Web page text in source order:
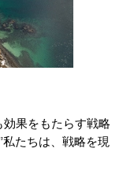
果をもたらす戦略
たちは、戦略を現